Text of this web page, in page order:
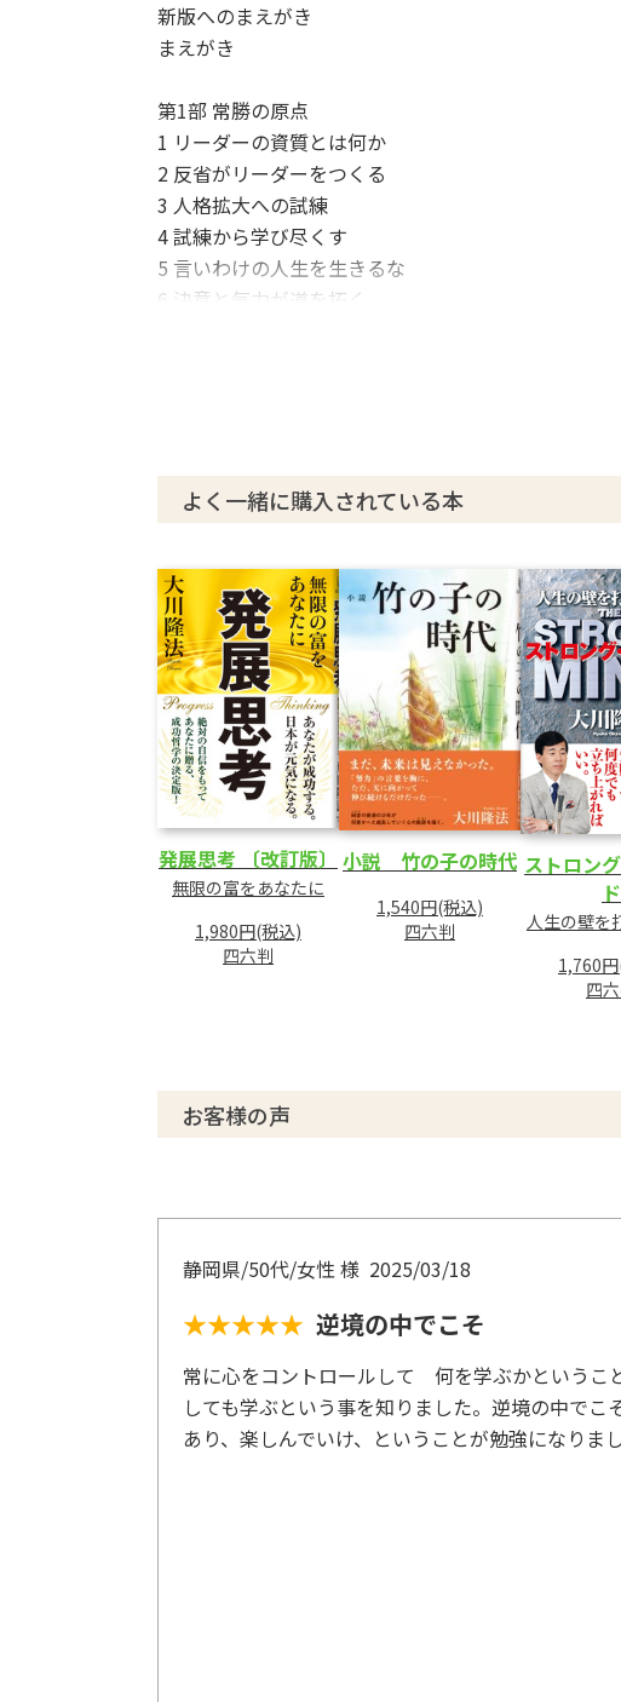
新版へのまえがき
まえがき
第1部 常勝の原点
1 リーダーの資質とは何か
2 反省がリーダーをつくる
3 人格拡大への試練
4 試練から学び尽くす
5 言いわけの人生を生きるな
6 決意と気力が道を拓く
10 経済力は打開の力となる
11 常勝の自己の発見
第2部 光明転回の理論
1 発想の大切さ
2 第三の道を拓く
3 プラスに転ずる逆発想
4 失敗をバネにする逆発想
5 仏の創った世界に無駄はない
6 カルマとの積極的対決
7 他人の評価は相対的なもの
8 人生計画を百二十歳まで立てる
9 努力によって寿命は伸ばせる
第3部 人生と勝利
1 思想が光を放つとき
(3)肉体の管理は各人に任されている
(4)心と肉体の関係
(2)幸福の手段としての富
(4)富を形成する三つの基本原則
(1)まず理想の自分をつくる
(2)相手を深いところで理解できるか
(3)ピッタリと合う相手はつくっていくもの
5 運命転換の出会い
よく一緒に購入されている本
発展思考 〔改訂版〕
無限の富をあなたに
1,980円(税込)
四六判
小説 竹の子の時代
1,540円(税込)
四六判
ストロン
ド
人生の壁を
1,760
四
お客様の声
静岡県/50代/女性 様 2025/03/18
★★★★★ 逆境の中でこそ
常に心をコントロールして 何を学ぶかというこ
しても学ぶという事を知りました。逆境の中でこ
あり、楽しんでいけ、ということが勉強になりまし